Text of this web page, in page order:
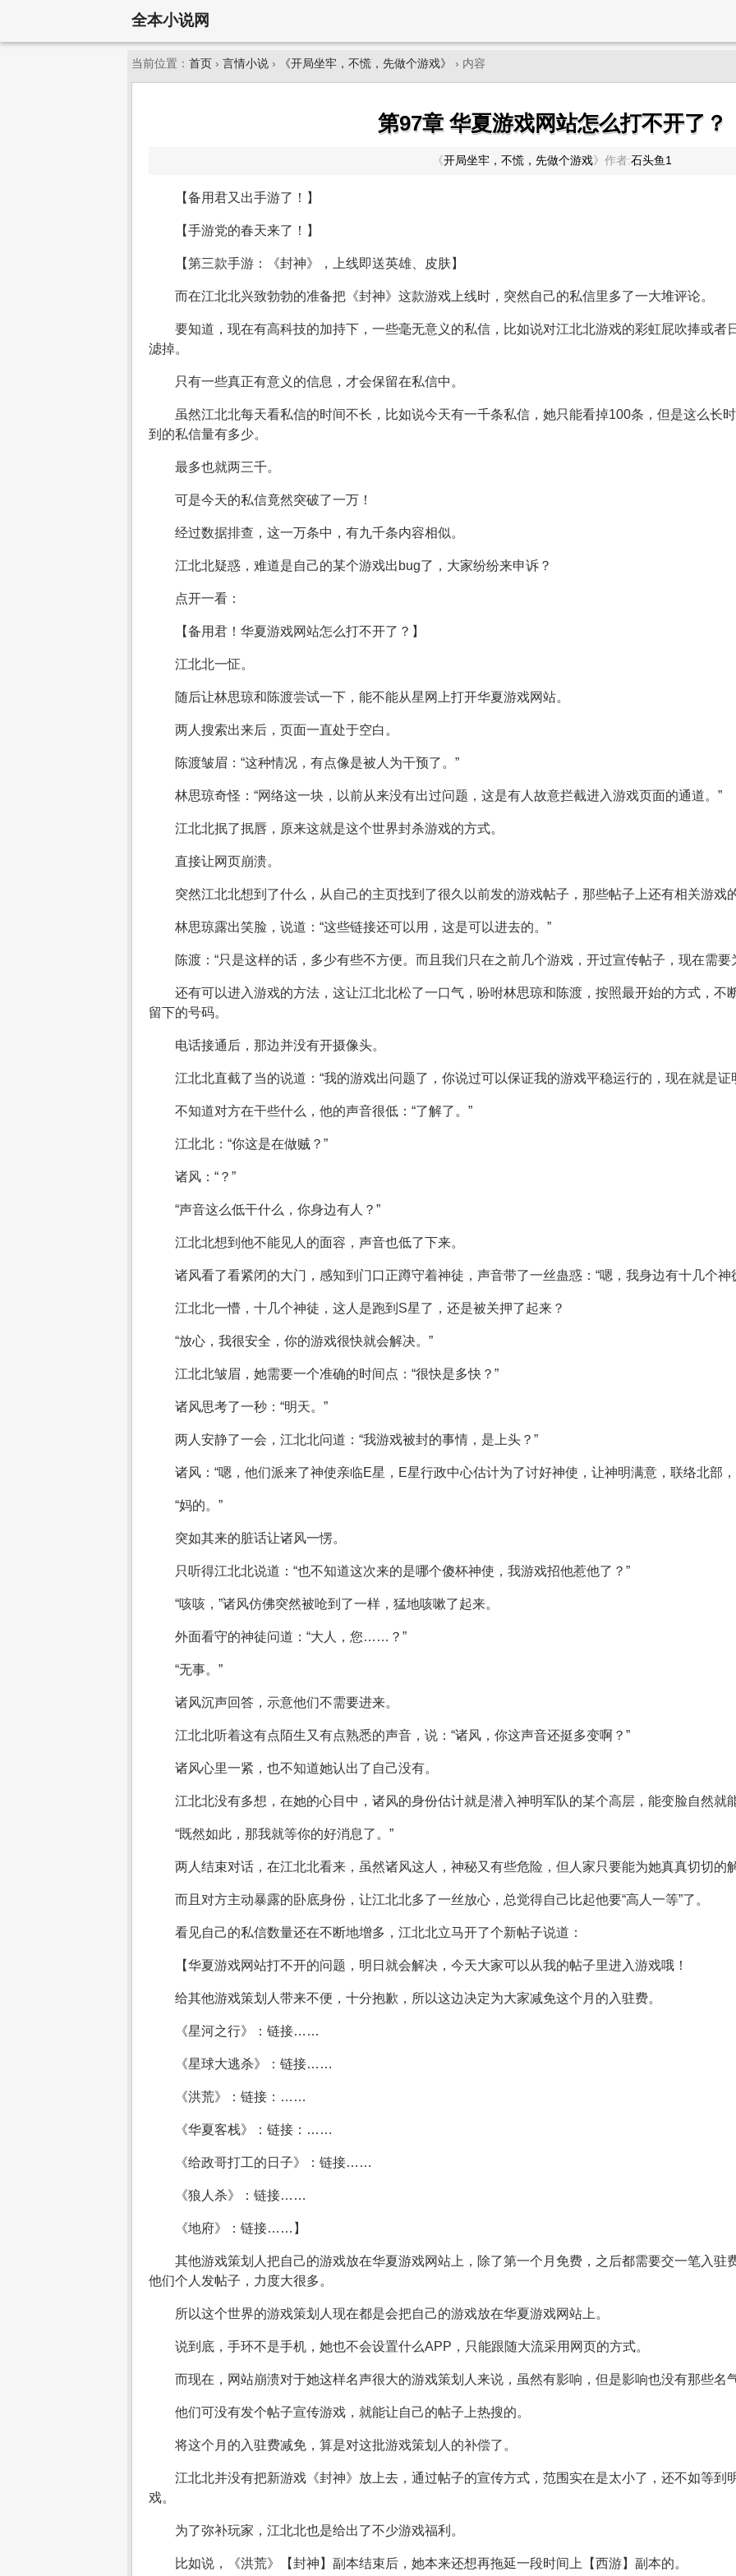
全本小说网
当前位置： 首页 › 言情小说 › 《开局坐牢，不慌，先做个游戏》 › 内容
第97章 华夏游戏网站怎么打不开了？
《开局坐牢，不慌，先做个游戏》 作者:石头鱼1
【备用君又出手游了！】
【手游党的春天来了！】
【第三款手游：《封神》，上线即送英雄、皮肤】
而在江北北兴致勃勃的准备把《封神》这款游戏上线时，突然自己的私信里多了一大堆评论。
要知道，现在有高科技的加持下，一些毫无意义的私信，比如说对江北北游戏的彩虹屁吹捧或者
滤掉。
只有一些真正有意义的信息，才会保留在私信中。
虽然江北北每天看私信的时间不长，比如说今天有一千条私信，她只能看掉100条，但是这么长
到的私信量有多少。
最多也就两三千。
可是今天的私信竟然突破了一万！
经过数据排查，这一万条中，有九千条内容相似。
江北北疑惑，难道是自己的某个游戏出bug了，大家纷纷来申诉？
点开一看：
【备用君！华夏游戏网站怎么打不开了？】
江北北一怔。
随后让林思琼和陈渡尝试一下，能不能从星网上打开华夏游戏网站。
两人搜索出来后，页面一直处于空白。
陈渡皱眉：“这种情况，有点像是被人为干预了。”
林思琼奇怪：“网络这一块，以前从来没有出过问题，这是有人故意拦截进入游戏页面的通道。”
江北北抿了抿唇，原来这就是这个世界封杀游戏的方式。
直接让网页崩溃。
突然江北北想到了什么，从自己的主页找到了很久以前发的游戏帖子，那些帖子上还有相关游戏
林思琼露出笑脸，说道：“这些链接还可以用，这是可以进去的。”
陈渡：“只是这样的话，多少有些不方便。而且我们只在之前几个游戏，开过宣传帖子，现在需要
还有可以进入游戏的方法，这让江北北松了一口气，吩咐林思琼和陈渡，按照最开始的方式，不
留下的号码。
电话接通后，那边并没有开摄像头。
江北北直截了当的说道：“我的游戏出问题了，你说过可以保证我的游戏平稳运行的，现在就是证
不知道对方在干些什么，他的声音很低：“了解了。”
江北北：“你这是在做贼？”
诸风：“？”
“声音这么低干什么，你身边有人？”
江北北想到他不能见人的面容，声音也低了下来。
诸风看了看紧闭的大门，感知到门口正蹲守着神徒，声音带了一丝蛊惑：“嗯，我身边有十几个神
江北北一懵，十几个神徒，这人是跑到S星了，还是被关押了起来？
“放心，我很安全，你的游戏很快就会解决。”
江北北皱眉，她需要一个准确的时间点：“很快是多快？”
诸风思考了一秒：“明天。”
两人安静了一会，江北北问道：“我游戏被封的事情，是上头？”
诸风：“嗯，他们派来了神使亲临E星，E星行政中心估计为了讨好神使，让神明满意，联络北部
“妈的。”
突如其来的脏话让诸风一愣。
只听得江北北说道：“也不知道这次来的是哪个傻杯神使，我游戏招他惹他了？”
“咳咳，”诸风仿佛突然被呛到了一样，猛地咳嗽了起来。
外面看守的神徒问道：“大人，您……？”
“无事。”
诸风沉声回答，示意他们不需要进来。
江北北听着这有点陌生又有点熟悉的声音，说：“诸风，你这声音还挺多变啊？”
诸风心里一紧，也不知道她认出了自己没有。
江北北没有多想，在她的心目中，诸风的身份估计就是潜入神明军队的某个高层，能变脸自然就
“既然如此，那我就等你的好消息了。”
两人结束对话，在江北北看来，虽然诸风这人，神秘又有些危险，但人家只要能为她真真切切的
而且对方主动暴露的卧底身份，让江北北多了一丝放心，总觉得自己比起他要“高人一等”了。
看见自己的私信数量还在不断地增多，江北北立马开了个新帖子说道：
【华夏游戏网站打不开的问题，明日就会解决，今天大家可以从我的帖子里进入游戏哦！
给其他游戏策划人带来不便，十分抱歉，所以这边决定为大家减免这个月的入驻费。
《星河之行》：链接……
《星球大逃杀》：链接……
《洪荒》：链接：……
《华夏客栈》：链接：……
《给政哥打工的日子》：链接……
《狼人杀》：链接……
《地府》：链接……】
其他游戏策划人把自己的游戏放在华夏游戏网站上，除了第一个月免费，之后都需要交一笔入驻
他们个人发帖子，力度大很多。
所以这个世界的游戏策划人现在都是会把自己的游戏放在华夏游戏网站上。
说到底，手环不是手机，她也不会设置什么APP，只能跟随大流采用网页的方式。
而现在，网站崩溃对于她这样名声很大的游戏策划人来说，虽然有影响，但是影响也没有那些名
他们可没有发个帖子宣传游戏，就能让自己的帖子上热搜的。
将这个月的入驻费减免，算是对这批游戏策划人的补偿了。
江北北并没有把新游戏《封神》放上去，通过帖子的宣传方式，范围实在是太小了，还不如等到
戏。
为了弥补玩家，江北北也是给出了不少游戏福利。
比如说，《洪荒》【封神】副本结束后，她本来还想再拖延一段时间上【西游】副本的。